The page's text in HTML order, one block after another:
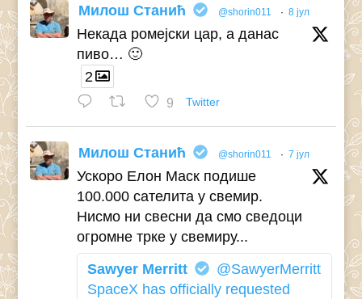
Милош Станић @shorin011 · 8 јул
Некада ромејски цар, а данас
пиво… 🙂
2
9 Twitter
Милош Станић @shorin011 · 7 јул
Ускоро Елон Маск подише
100.000 сателита у свемир.
Нисмо ни свесни да смо сведоци
огромне трке у свемиру...
Sawyer Merritt
@SawyerMerritt
SpaceX has officially requested